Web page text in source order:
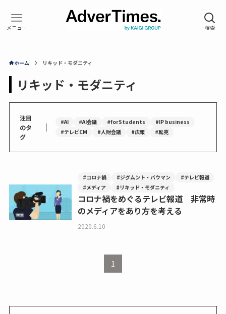
ホーム リキッド・モダニティ
リキッド・モダニティ
注目
のタ
グ
｜ #AI #AI会議 #forStudents
#IP business
#テレビCM
#人財会議 #広報 #転売
#コロナ禍 #ジグムント・バウマン
#テレビ報道
#メディア
#リキッド・モダニティ
コロナ禍をめぐるテレビ報道 非常時
のメディアをあり方を考える
2020.6.10
1